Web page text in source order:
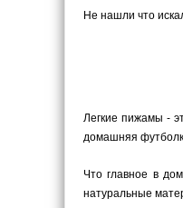
Не нашли что
Легкие пижамы -
домашняя
Что главное в
натуральные